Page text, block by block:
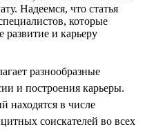
Надеемся, что статья
которые
развитие и карьеру
разнообразные
и построения карьеры.
находятся в числе
соискателей во всех